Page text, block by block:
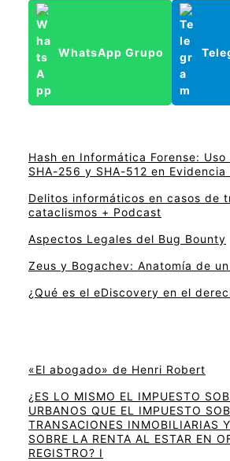
WhatsApp Grupo
Hash en Informática Forense: Uso
SHA-256 y SHA-512 en
Delitos informáticos en casos de
cataclismos + Podcast
Aspectos Legales del Bug Bounty
Zeus y Bogachev: Anatomía de
¿Qué es el eDiscovery en el
«El abogado» de Henri Robert
¿ES LO MISMO EL IMPUESTO
URBANOS QUE EL IMPUESTO
TRANSACIONES INMOBILIARIAS
SOBRE LA RENTA AL ESTAR EN
REGISTRO? I